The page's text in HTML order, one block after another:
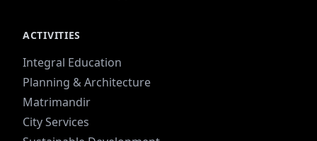
ACTIVITIES
Integral Education
Planning & Architecture
Matrimandir
City Services